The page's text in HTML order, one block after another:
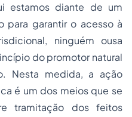
estamos diante de um
para garantir o acesso à
ninguém ousa
do promotor natural
Nesta medida, a ação
é um dos meios que se
tramitação dos feitos